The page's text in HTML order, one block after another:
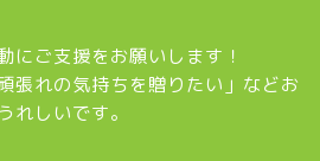
にご支援をお願いします！
張れの気持ちを贈りたい」などお
れしいです。